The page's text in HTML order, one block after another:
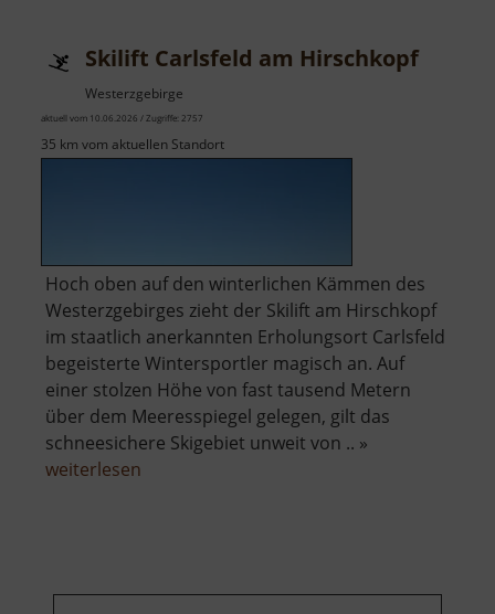
Skilift Carlsfeld am Hirschkopf
Westerzgebirge
aktuell vom 10.06.2026 / Zugriffe: 2757
35 km vom aktuellen Standort
Hoch oben auf den winterlichen Kämmen des
Westerzgebirges zieht der Skilift am Hirschkopf
im staatlich anerkannten Erholungsort Carlsfeld
begeisterte Wintersportler magisch an. Auf
einer stolzen Höhe von fast tausend Metern
über dem Meeresspiegel gelegen, gilt das
schneesichere Skigebiet unweit von .. »
weiterlesen